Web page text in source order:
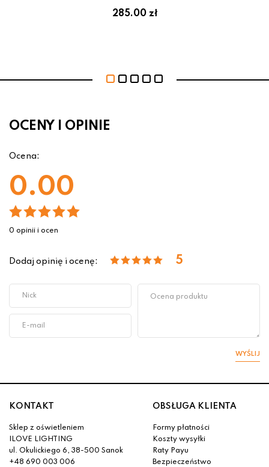
285.00 zł
OCENY I OPINIE
Ocena:
0.00
0 opinii i ocen
Dodaj opinię i ocenę: 5
WYŚLIJ
KONTAKT
Sklep z oświetleniem
ILOVE LIGHTING
ul. Okulickiego 6, 38-500 Sanok
+48 690 003 006
OBSŁUGA KLIENTA
Formy płatności
Koszty wysyłki
Raty Payu
Bezpieczeństwo